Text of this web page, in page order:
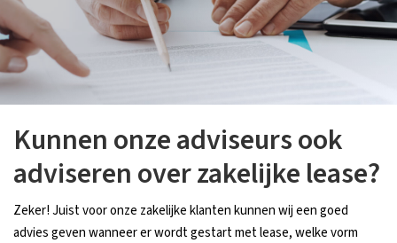
Kunnen onze adviseurs ook
adviseren over zakelijke lease?
Zeker! Juist voor onze zakelijke klanten kunnen wij een goed
advies geven wanneer er wordt gestart met lease, welke vorm